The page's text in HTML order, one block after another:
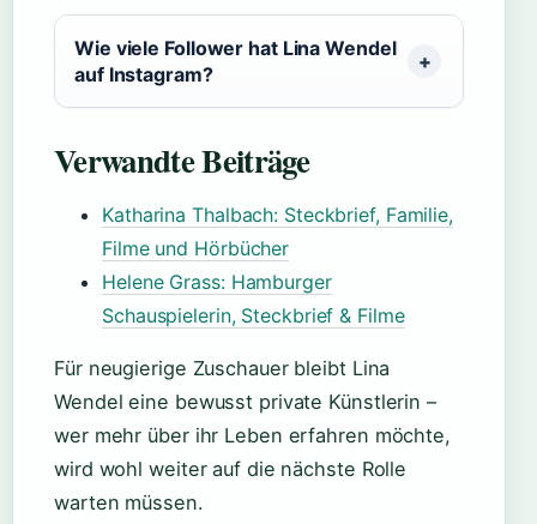
Wie viele Follower hat Lina Wendel
auf Instagram?
Verwandte Beiträge
Katharina Thalbach: Steckbrief, Familie,
Filme und Hörbücher
Helene Grass: Hamburger
Schauspielerin, Steckbrief & Filme
Für neugierige Zuschauer bleibt Lina
Wendel eine bewusst private Künstlerin –
wer mehr über ihr Leben erfahren möchte,
wird wohl weiter auf die nächste Rolle
warten müssen.